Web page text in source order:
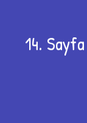
14.